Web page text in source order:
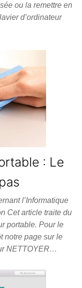
ou la remettre en
d’ordinateur
: Le
l’Informatique
Cet article traite du
portable. Pour le
notre page sur le
NETTOYER…